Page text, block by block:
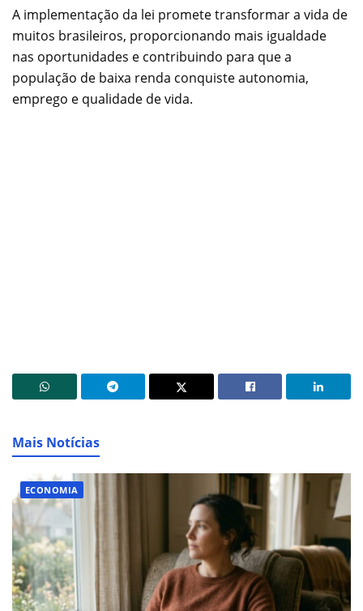
A implementação da lei promete transformar a vida de
muitos brasileiros, proporcionando mais igualdade
nas oportunidades e contribuindo para que a
população de baixa renda conquiste autonomia,
emprego e qualidade de vida.
Mais Notícias
ECONOMIA